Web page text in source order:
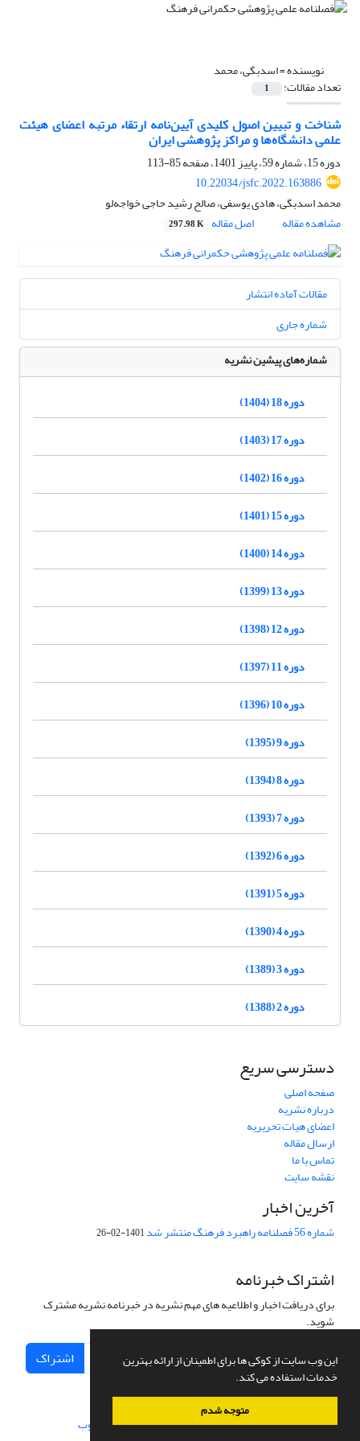
این وب سایت از کوکی ها برای اطمینان از ارائه بهترین
خدمات استفاده می کند.
متوجه شدم
نویسنده =اسدبگی، محمد
تعداد مقالات: 1
شناخت و تبیین اصول کلیدی آیین‌نامه ارتقاء مرتبه اعضای هیئت
علمی دانشگاه‌ها و مراکز پژوهشی ایران
دوره 15، شماره 59، پاییز 1401، صفحه
85-113
10.22034/jsfc.2022.163886
محمد اسدبگی، هادی یوسفی، صالح رشید حاجی خواجه‌لو
مشاهده مقاله
اصل مقاله 297.98 K
مقالات آماده انتشار
شماره جاری
شماره‌های پیشین نشریه
دوره 18 (1404)
دوره 17 (1403)
دوره 16 (1402)
دوره 15 (1401)
دوره 14 (1400)
دوره 13 (1399)
دوره 12 (1398)
دوره 11 (1397)
دوره 10 (1396)
دوره 9 (1395)
دوره 8 (1394)
دوره 7 (1393)
دوره 6 (1392)
دوره 5 (1391)
دوره 4 (1390)
دوره 3 (1389)
دوره 2 (1388)
دسترسی سریع
صفحه اصلی
درباره نشریه
اعضای هیات تحریریه
ارسال مقاله
تماس با ما
نقشه سایت
آخرین اخبار
شماره 56 فصلنامه راهبرد فرهنگ منتشر شد 1401-02-26
اشتراک خبرنامه
برای دریافت اخبار و اطلاعیه های مهم نشریه در خبرنامه نشریه مشترک
شوید.
اشتراک
سامانه مدیریت نشریات علمی.طراحی و پیاده سازی از سیناوب